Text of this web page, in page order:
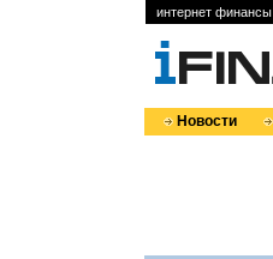
интернет финансы
Новости